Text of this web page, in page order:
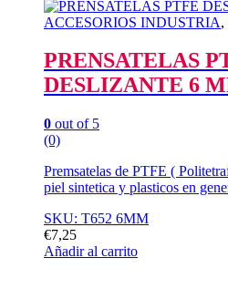
ACCESORIOS INDUSTRIA,
PRENSATELAS
DESLIZANTE 6
0 out of 5
(0)
Premsatelas de PTFE (
piel sintetica y plasticos en
SKU: T652 6MM
€7,25
Añadir al carrito